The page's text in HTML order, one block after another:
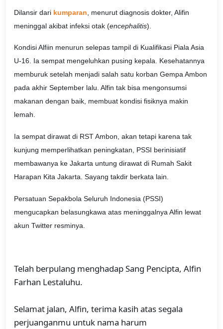
Dilansir dari kumparan , menurut diagnosis dokter, Alifin
meninggal akibat infeksi otak (encephalitis).
Kondisi Alfiin menurun selepas tampil di Kualifikasi Piala Asia
U-16. Ia sempat mengeluhkan pusing kepala. Kesehatannya
memburuk setelah menjadi salah satu korban Gempa Ambon
pada akhir September lalu. Alfin tak bisa mengonsumsi
makanan dengan baik, membuat kondisi fisiknya makin
lemah.
Ia sempat dirawat di RST Ambon, akan tetapi karena tak
kunjung memperlihatkan peningkatan, PSSI berinisiatif
membawanya ke Jakarta untung dirawat di Rumah Sakit
Harapan Kita Jakarta. Sayang takdir berkata lain.
Persatuan Sepakbola Seluruh Indonesia (PSSI)
mengucapkan belasungkawa atas meninggalnya Alfin lewat
akun Twitter resminya.
Telah berpulang menghadap Sang Pencipta, Alfin
Farhan Lestaluhu.
Selamat jalan, Alfin, terima kasih atas segala
perjuanganmu untuk nama harum